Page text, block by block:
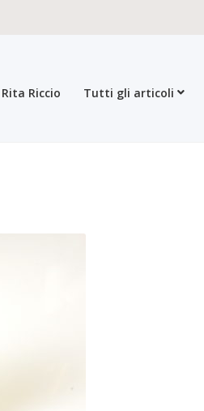
Riccio Tutti gli articoli
il tuo ordine Shop